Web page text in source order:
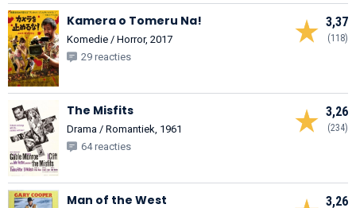
3,37
(118)
Kamera o Tomeru Na!
Komedie / Horror, 2017
29 reacties
3,26
(234)
The Misfits
Drama / Romantiek, 1961
64 reacties
3,26
Man of the West